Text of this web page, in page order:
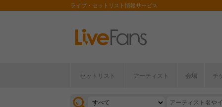
ライブ・セットリスト情報サービス
セットリスト アーティスト 会場 チ
[2026/07/28] 【ライブ動員ランキング】2026年